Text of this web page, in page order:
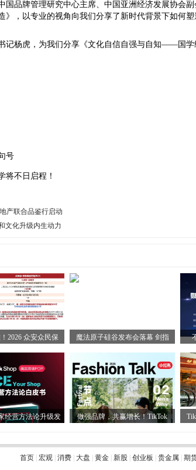
国品牌管理研究中心主席、中国亚洲经济发展协会
，以专业的视角向我们分享了新时代背景下如何塑
记杨虎，为我们分享《文化自信自强与自知——国
号
将不日启程！
产联合品鉴行启动
文化升级内生动力
2026 众安众民保 魔法原子硅谷发布会落幕 剑指
经营方法论升级发 做强品牌，共赢增长！TikTok
首页| 宏观| 消费| 大盘 黄金| 新股| 创业板 贵金属| 期